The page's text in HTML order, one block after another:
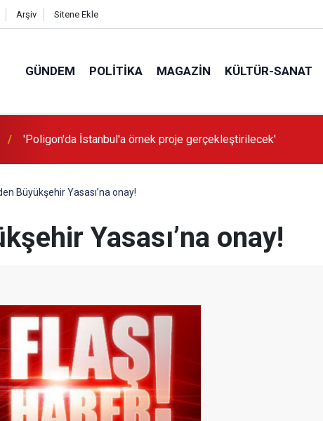
Arşiv Sitene Ekle
GÜNDEM POLITIKA MAGAZIN KÜLTÜR-SANAT
'Poligon'da İstanbul'a örnek proje gerçekleştirilecek'
Büyükşehir Yasası’na onay!
Yasası’na onay!